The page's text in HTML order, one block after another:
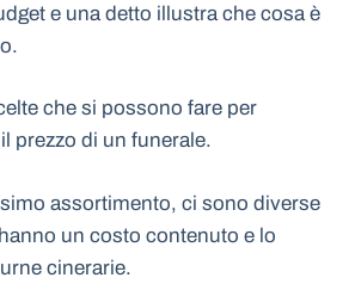
e una detto illustra che cosa è
che si possono fare per
prezzo di un funerale.
assortimento, ci sono diverse
un costo contenuto e lo
cinerarie.